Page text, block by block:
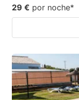
29 € por noche*